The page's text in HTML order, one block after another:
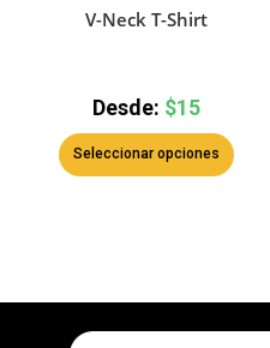
V-Neck T-Shirt
Desde: $15
Seleccionar opciones